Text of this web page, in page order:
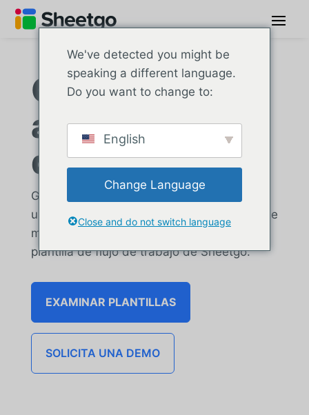
Gestión
automatizada
de inventarios
Gestione el control de existencias y realice
un seguimiento del inventario en cuadros de
mando automatizados utilizando una
plantilla de flujo de trabajo de Sheetgo.
EXAMINAR PLANTILLAS
SOLICITA UNA DEMO
We've detected you might be
speaking a different language.
Do you want to change to:
English
Change Language
Close and do not switch language